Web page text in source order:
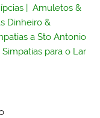
|Amuletos &
Dinheiro &
a Sto Antonio
|Simpatias para o Lar